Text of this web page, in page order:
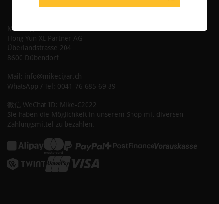
Mike Cigar
Hong Yun XL Partner AG
Überlandstrasse 204
8600 Dübendorf
Mail: info@mikecigar.ch
WhatsApp / Tel: 0041 76 685 69 89
微信 WeChat ID: Mike-C2022
Sie haben die Möglichkeit in unserem Shop mit diversen
Zahlungsmittel zu bezahlen.